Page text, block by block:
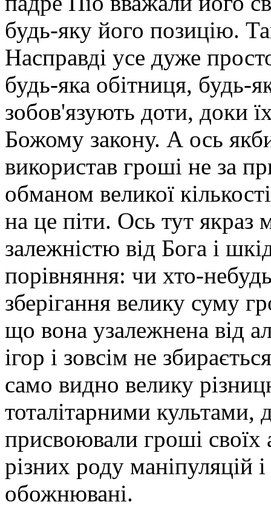
будь-яку його позицію.
Насправді усе дуже
будь-яка обітниця, будь-
зобов'язують доти, доки
Божому закону. А ось
використав гроші не за
обманом великої
на це піти. Ось тут
залежністю від Бога і
порівняння: чи хто-
зберігання велику суму
що вона узалежнена від
ігор і зовсім не
само видно велику
тоталітарними культами,
присвоювали гроші своїх
різних роду
обожнювані.